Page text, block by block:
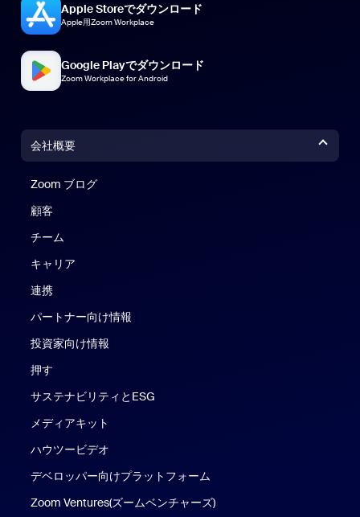
Apple Storeでダウンロード
Apple用Zoom Workplace
Google Playでダウンロード
Zoom Workplace for Android
会社概要
Zoom ブログ
顧客
チーム
キャリア
連携
パートナー向け情報
投資家向け情報
押す
サステナビリティとESG
メディアキット
ハウツービデオ
デベロッパー向けプラットフォーム
Zoom Ventures(ズームベンチャーズ)